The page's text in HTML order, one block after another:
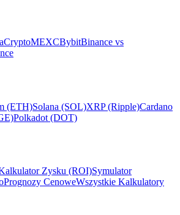
MEXCBybitBinance vs
(ETH)Solana (SOL)XRP (Ripple)Cardano
Polkadot (DOT)
Zysku (ROI)Symulator
Prognozy CenoweWszystkie Kalkulatory